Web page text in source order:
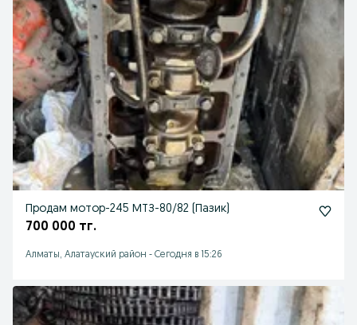
Продам мотор-245 МТЗ-80/82 (Пазик)
700 000 тг.
Алматы, Алатауский район - Сегодня в 15:26